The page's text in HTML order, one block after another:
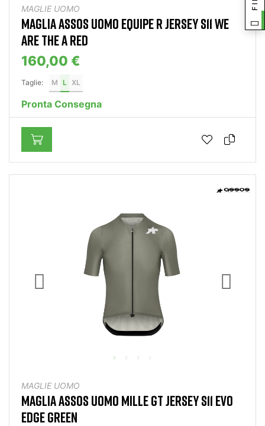
MAGLIE UOMO
MAGLIA ASSOS UOMO EQUIPE R JERSEY S11 WE
ARE THE A RED
160,00 €
Taglie: M L XL
Pronta Consegna
MAGLIE UOMO
MAGLIA ASSOS UOMO MILLE GT JERSEY S11 EVO
EDGE GREEN